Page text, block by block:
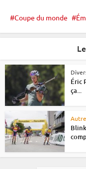
Coupe du monde
Éric
ça...